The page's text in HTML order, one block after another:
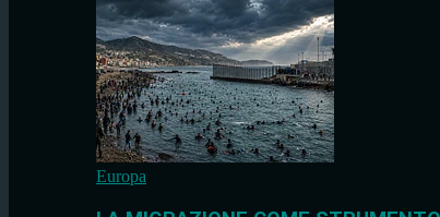
Europa